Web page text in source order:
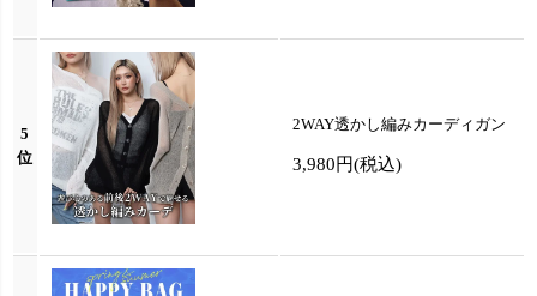
5
位
2WAY透かし編みカーディガン
3,980円(税込)